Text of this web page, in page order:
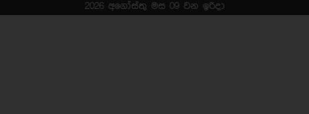
2026 අගෝස්තු මස 09 වන ඉරිදා